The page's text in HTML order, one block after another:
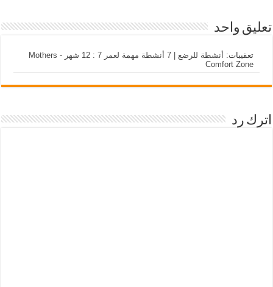
تعليق واحد
تعقيبات:
أنشطة للرضع | 7 أنشطة مهمة لعمر 7 : 12 شهر - Mothers
Comfort Zone
اترك رد